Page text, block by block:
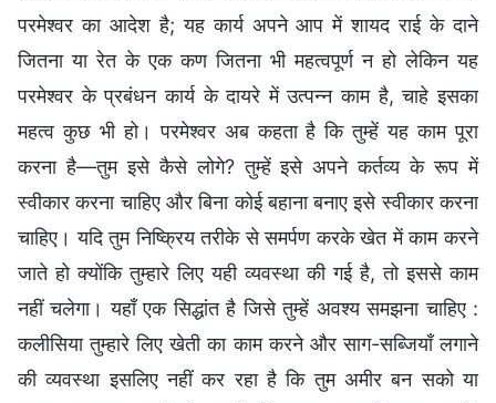
परमेश्वर का आदेश है; यह कार्य अपने आप में शायद राई के दाने
जितना या रेत के एक कण जितना भी महत्वपूर्ण न हो लेकिन यह
परमेश्वर के प्रबंधन कार्य के दायरे में उत्पन्न काम है, चाहे इसका
महत्व कुछ भी हो। परमेश्वर अब कहता है कि तुम्हें यह काम पूरा
करना है—तुम इसे कैसे लोगे? तुम्हें इसे अपने कर्तव्य के रूप में
स्वीकार करना चाहिए और बिना कोई बहाना बनाए इसे स्वीकार करना
चाहिए। यदि तुम निष्क्रिय तरीके से समर्पण करके खेत में काम करने
जाते हो क्योंकि तुम्हारे लिए यही व्यवस्था की गई है, तो इससे काम
नहीं चलेगा। यहाँ एक सिद्धांत है जिसे तुम्हें अवश्य समझना चाहिए :
कलीसिया तुम्हारे लिए खेती का काम करने और साग-सब्जियाँ लगाने
की व्यवस्था इसलिए नहीं कर रहा है कि तुम अमीर बन सको या